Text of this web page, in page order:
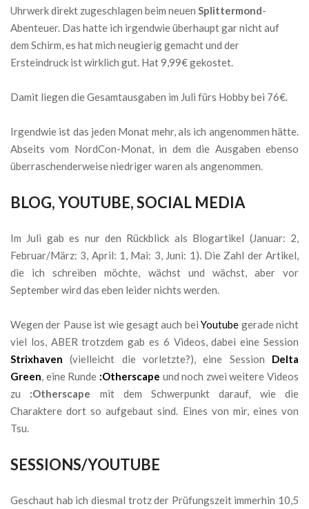
Uhrwerk direkt zugeschlagen beim neuen Splittermond-
Abenteuer. Das hatte ich irgendwie überhaupt gar nicht auf
dem Schirm, es hat mich neugierig gemacht und der
Ersteindruck ist wirklich gut. Hat 9,99€ gekostet.
Damit liegen die Gesamtausgaben im Juli fürs Hobby bei 76€.
Irgendwie ist das jeden Monat mehr, als ich angenommen hätte.
Abseits vom NordCon-Monat, in dem die Ausgaben ebenso
überraschenderweise niedriger waren als angenommen.
BLOG, YOUTUBE, SOCIAL MEDIA
Im Juli gab es nur den Rückblick als Blogartikel (Januar: 2,
Februar/März: 3, April: 1, Mai: 3, Juni: 1). Die Zahl der Artikel,
die ich schreiben möchte, wächst und wächst, aber vor
September wird das eben leider nichts werden.
Wegen der Pause ist wie gesagt auch beiYoutube gerade nicht
viel los, ABER trotzdem gab es 6 Videos, dabei eine Session
Strixhaven
(vielleicht die vorletzte?), eine Session Delta
Green , eine Runde :Otherscape und noch zwei weitere Videos
zu :Otherscape mit dem Schwerpunkt darauf, wie die
Charaktere dort so aufgebaut sind. Eines von mir, eines von
Tsu.
SESSIONS/YOUTUBE
Geschaut hab ich diesmal trotz der Prüfungszeit immerhin 10,5